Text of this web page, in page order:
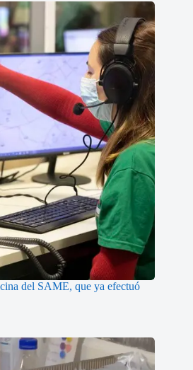
del SAME, que ya efectuó